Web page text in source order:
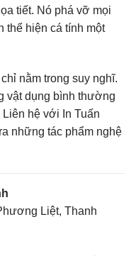
tiết. Nó phá vỡ mọi
thể hiện cá tính một
nằm trong suy nghĩ.
vật dụng bình thường
hệ với In Tuấn
những tác phẩm nghệ
Liệt, Thanh